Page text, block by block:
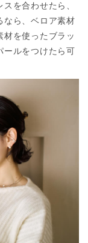
を合わせたら、
なら、ベロア素材
材を使ったブラッ
ールをつけたら可